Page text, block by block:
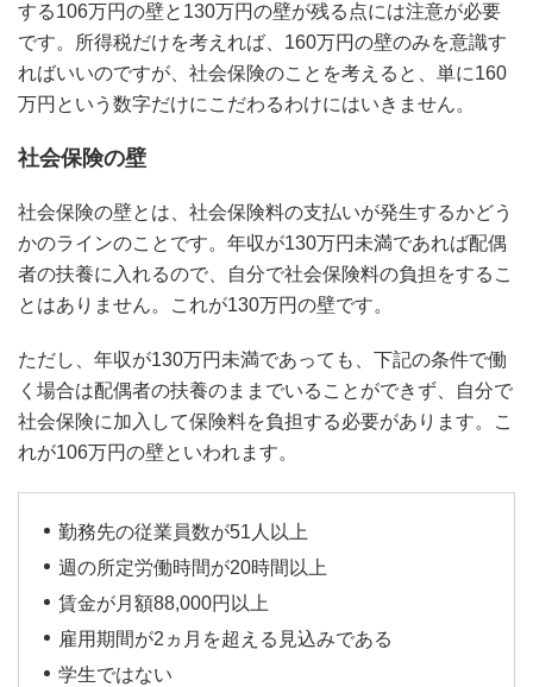
する106万円の壁と130万円の壁が残る点には注意が必要
です。所得税だけを考えれば、160万円の壁のみを意識す
ればいいのですが、社会保険のことを考えると、単に160
万円という数字だけにこだわるわけにはいきません。
社会保険の壁
社会保険の壁とは、社会保険料の支払いが発生するかどう
かのラインのことです。年収が130万円未満であれば配偶
者の扶養に入れるので、自分で社会保険料の負担をするこ
とはありません。これが130万円の壁です。
ただし、年収が130万円未満であっても、下記の条件で働
く場合は配偶者の扶養のままでいることができず、自分で
社会保険に加入して保険料を負担する必要があります。こ
れが106万円の壁といわれます。
勤務先の従業員数が51人以上
週の所定労働時間が20時間以上
賃金が月額88,000円以上
雇用期間が2ヵ月を超える見込みである
学生ではない